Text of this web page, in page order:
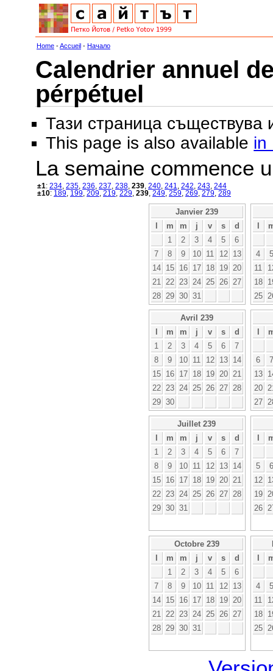
Home -Accueil - Начало
Calendrier annuel
pérpétuel
Тази страница съществува
This page is also available in
La semaine commence
±1: 234 235 236 237 238 239 240 241 242 243 244
±10: 189 199 209 219 229 239 249 259 269 279 289
Janvier 239
l
m m j v s
d
1
2 3 4 5
6
7
8 9 10 11 12
13
14
15 16 17 18 19
20
21
22 23 24 25 26
27
28
29 30 31
l
4
5
11
18
25
Avril 239
l
m m j v s
d
1
2 3 4 5 6
7
8
9 10 11 12 13
14
15
16 17 18 19 20
21
22
23 24 25 26 27
28
29 30
l
6
7
13
20
27
Juillet 239
l
m m j v s
d
1
2 3 4 5 6
7
8
9 10 11 12 13
14
15
16 17 18 19 20
21
22
23 24 25 26 27
28
29 30 31
l
5
6
12
19
26
Octobre 239
l
m m j v s
d
1
2 3 4 5
6
7
8 9 10 11 12
13
14
15 16 17 18 19
20
21
22 23 24 25 26
27
28
29 30 31
l
4
5
11
18
25